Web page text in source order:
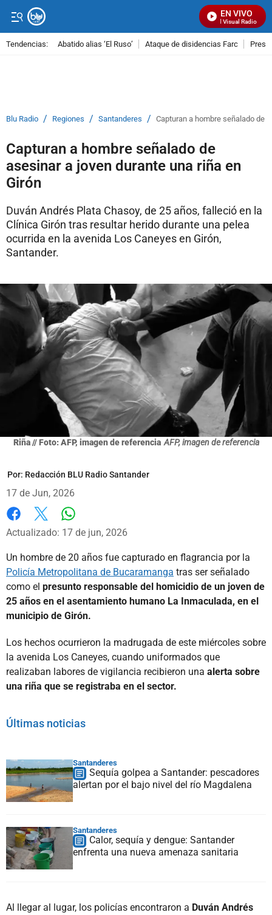
EN VIVO
Señal Visual Radio
Tendencias: Abatido alias ‘El Ruso’ Ataque de disidencias Farc
Blu Radio / Regiones / Santanderes / Capturan a hombre señalado de
Capturan a hombre señalado de
asesinar a joven durante una riña en
Girón
Duván Andrés Plata Chasoy, de 25 años, falleció en la
Clínica Girón tras resultar herido durante una pelea
ocurrida en la avenida Los Caneyes en Girón,
Santander.
Riña // Foto: AFP, imagen de referencia AFP, imagen de referencia
Por: Redacción BLU Radio Santander
17 de Jun, 2026
Facebook
X
Actualizado: 17 de jun, 2026
Un hombre de 20 años fue capturado en flagrancia por la
Policía Metropolitana de Bucaramanga tras ser señalado
como el presunto responsable del homicidio de un joven de
25 años en el asentamiento humano La Inmaculada, en el
municipio de Girón.
Los hechos ocurrieron la madrugada de este miércoles sobre
la avenida Los Caneyes, cuando uniformados que
realizaban labores de vigilancia recibieron una alerta sobre
una riña que se registraba en el sector.
Últimas noticias
Santanderes
Sequía golpea a Santander: pescadores
alertan por el bajo nivel del río Magdalena
Santanderes
Calor, sequía y dengue: Santander
enfrenta una nueva amenaza sanitaria
Al llegar al lugar, los policías encontraron a Duván Andrés